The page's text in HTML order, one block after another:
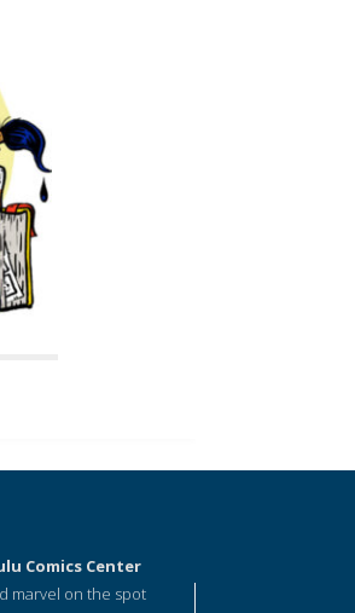
Comics Center
marvel on the spot